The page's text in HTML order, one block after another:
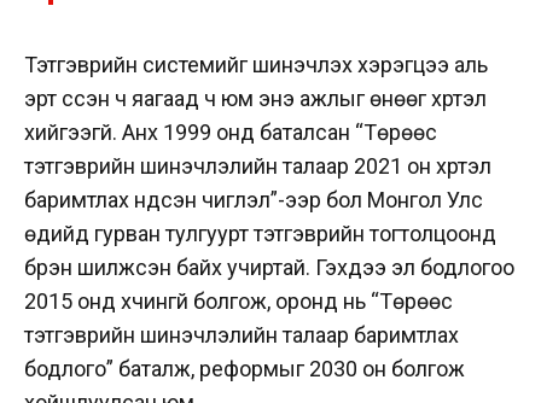
Тэтгэврийн системийг шинэчлэх хэрэгцээ аль
эрт үүссэн ч яагаад ч юм энэ ажлыг өнөөг хүртэл
хийгээгүй. Анх 1999 онд баталсан “Төрөөс
тэтгэврийн шинэчлэлийн талаар 2021 он хүртэл
баримтлах үндсэн чиглэл”-ээр бол Монгол Улс
өдийд гурван тулгуурт тэтгэврийн тогтолцоонд
бүрэн шилжсэн байх учиртай. Гэхдээ эл бодлогоо
2015 онд хүчингүй болгож, оронд нь “Төрөөс
тэтгэврийн шинэчлэлийн талаар баримтлах
бодлого” баталж, реформыг 2030 он болгож